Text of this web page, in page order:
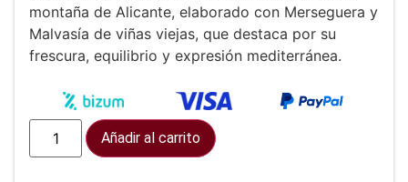
montaña de Alicante, elaborado con Merseguera y
Malvasía de viñas viejas, que destaca por su
frescura, equilibrio y expresión mediterránea.
Añadir al carrito